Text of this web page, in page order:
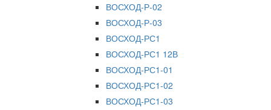
ВОСХОД-Р-02
ВОСХОД-Р-03
ВОСХОД-РС1
ВОСХОД-РС1 12В
ВОСХОД-РС1-01
ВОСХОД-РС1-02
ВОСХОД-РС1-03